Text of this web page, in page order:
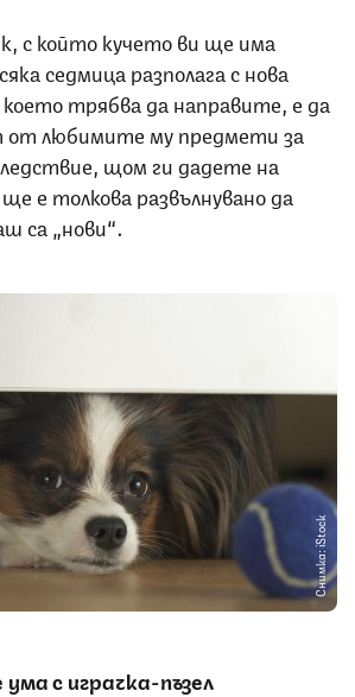
с който кучето ви ще има
седмица разполага с нова
което трябва да направите, е да
от любимите му предмети за
щом ги дадете на
е толкова развълнувано да
са „нови“.
Снимка: iStock
с играчка-пъзел